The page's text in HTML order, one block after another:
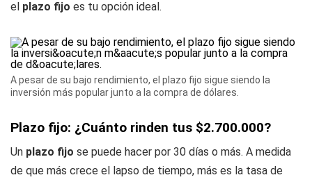
el plazo fijo es tu opción ideal.
A pesar de su bajo rendimiento, el plazo fijo sigue siendo la
inversión más popular junto a la compra de dólares.
Plazo fijo: ¿Cuánto rinden tus $2.700.000?
Un plazo fijo se puede hacer por 30 días o más. A medida
de que más crece el lapso de tiempo, más es la tasa de